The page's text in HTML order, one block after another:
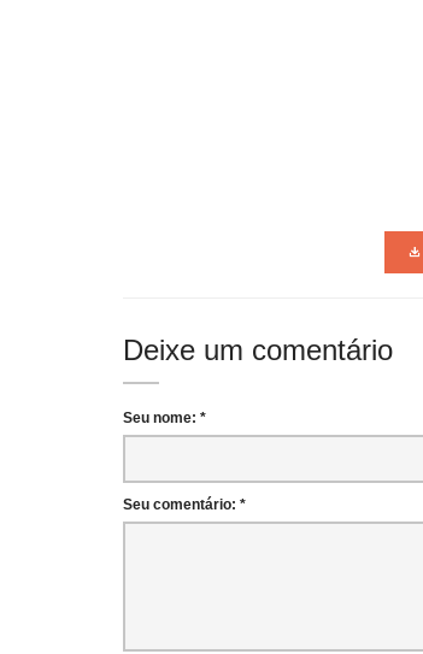
Deixe um comentário
Seu nome: *
Seu comentário: *